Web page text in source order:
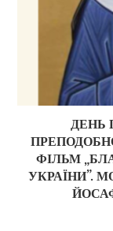
ДЕНЬ
ФІЛЬМ
УКРАЇНИ”.